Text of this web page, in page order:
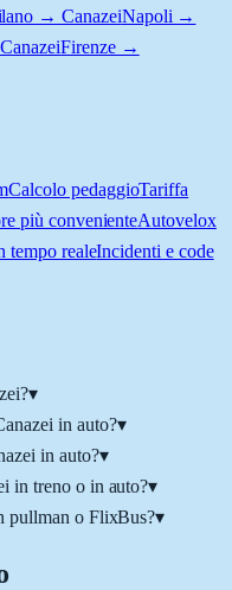
→ CanazeiNapoli →
Firenze →
Calcolo pedaggioTariffa
più convenienteAutovelox
tempo realeIncidenti e code
▾
in auto?▾
in auto?▾
in treno o in auto?▾
pullman o FlixBus?▾